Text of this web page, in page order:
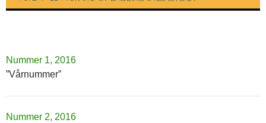
Nummer 1, 2016
”Vårnummer”
Nummer 2, 2016